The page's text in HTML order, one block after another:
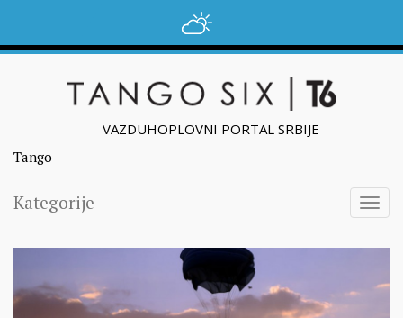
VAZDUHOPLOVNI PORTAL SRBIJE
Tango
Kategorije